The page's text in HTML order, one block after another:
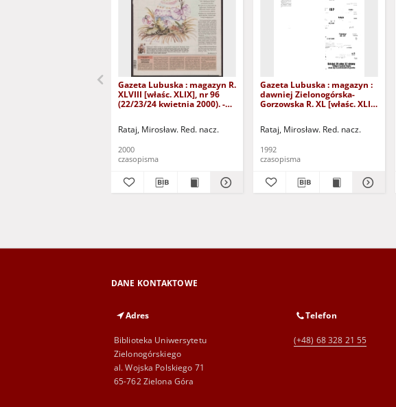
Gazeta Lubuska : magazyn R.
XLVIII [właśc. XLIX], nr 96
(22/23/24 kwietnia 2000). -
Rataj, Mirosław. Red. nacz.
2000
czasopisma
Gazeta Lubuska : magazyn :
dawniej Zielonogórska-
Gorzowska R. XL [właśc. XLI],
Rataj, Mirosław. Red. nacz.
1992
czasopisma
DANE KONTAKTOWE
Adres
Biblioteka Uniwersytetu
Zielonogórskiego
al. Wojska Polskiego 71
65-762 Zielona Góra
Telefon
(+48) 68 328 21 55